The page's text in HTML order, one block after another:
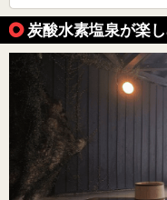
炭酸水素塩泉が楽